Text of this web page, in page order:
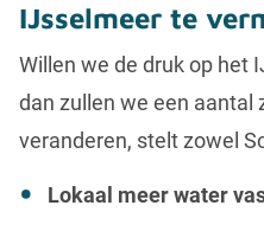
IJsselmeer te
Willen we de druk op het
dan zullen we een aantal
veranderen, stelt zowel
Lokaal meer water